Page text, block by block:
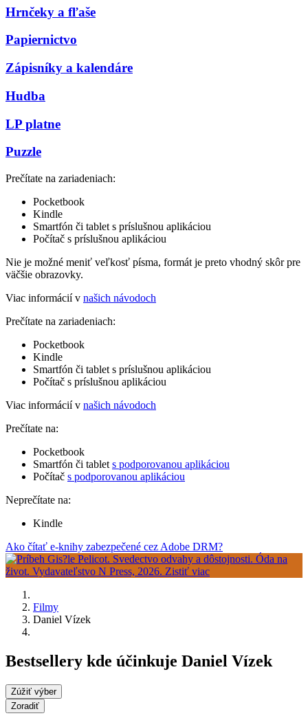
Hrnčeky a fľaše
Papiernictvo
Zápisníky a kalendáre
Hudba
LP platne
Puzzle
Prečítate na zariadeniach:
Pocketbook
Kindle
Smartfón či tablet s príslušnou aplikáciou
Počítač s príslušnou aplikáciou
Nie je možné meniť veľkosť písma, formát je preto vhodný skôr pre
väčšie obrazovky.
Viac informácií v našich návodoch
Prečítate na zariadeniach:
Pocketbook
Kindle
Smartfón či tablet s príslušnou aplikáciou
Počítač s príslušnou aplikáciou
Viac informácií v našich návodoch
Prečítate na:
Pocketbook
Smartfón či tablet s podporovanou aplikáciou
Počítač s podporovanou aplikáciou
Neprečítate na:
Kindle
Ako čítať e-knihy zabezpečené cez Adobe DRM?
Filmy
Daniel Vízek
Bestsellery kde účinkuje Daniel Vízek
Zúžiť výber
Zoradiť